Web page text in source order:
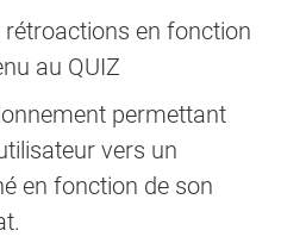
rétroactions en fonction
au QUIZ
permettant
vers un
en fonction de son